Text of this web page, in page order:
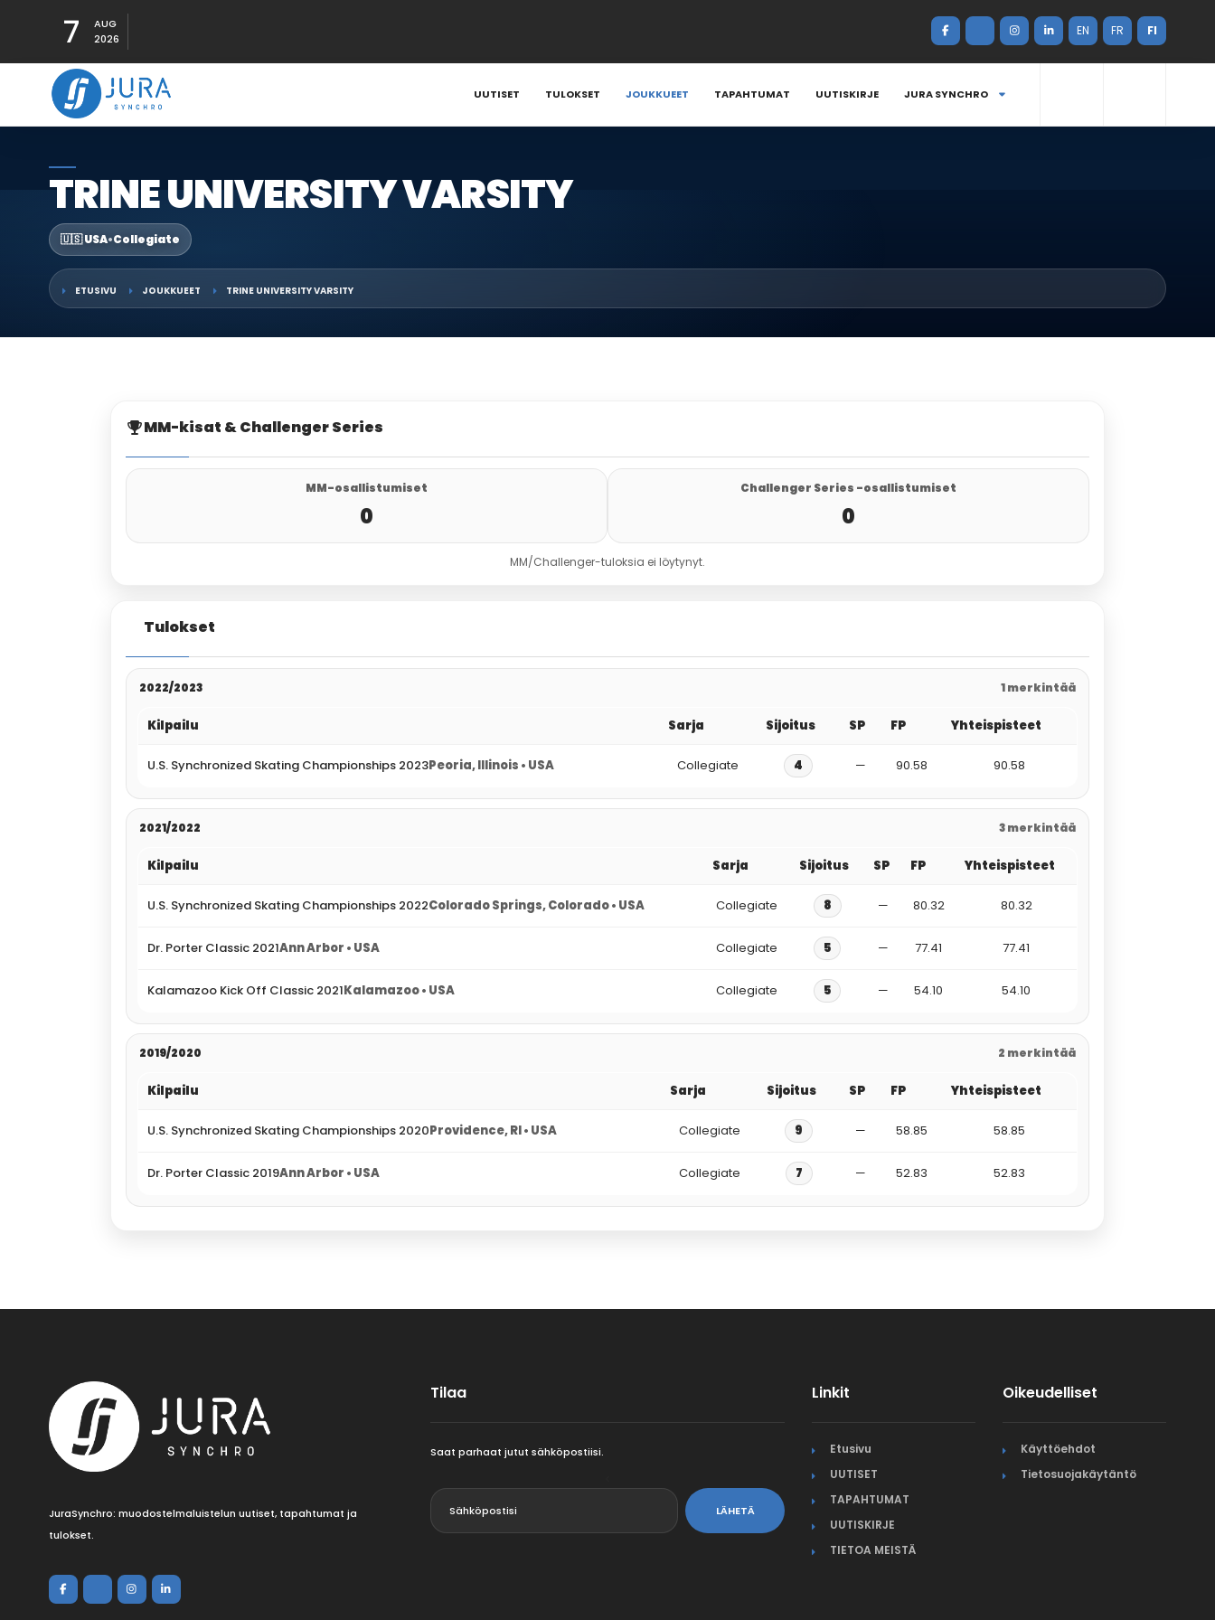
7
AUG
2026
EN FR FI
UUTISET TULOKSET JOUKKUEET TAPAHTUMAT UUTISKIRJE JURA SYNCHRO
TRINE UNIVERSITY VARSITY
🇺🇸 USA•Collegiate
ETUSIVU JOUKKUEET TRINE UNIVERSITY VARSITY
MM-kisat & Challenger Series
MM-osallistumiset
0
Challenger Series -osallistumiset
0
MM/Challenger-tuloksia ei löytynyt.
Tulokset
2022/2023 1 merkintää
Kilpailu Sarja Sijoitus SP FP Yhteispisteet
U.S. Synchronized Skating Championships 2023Peoria, Illinois • USA Collegiate 4 — 90.58 90.58
2021/2022 3 merkintää
Kilpailu Sarja Sijoitus SP FP Yhteispisteet
U.S. Synchronized Skating Championships 2022Colorado Springs, Colorado • USA Collegiate 8 — 80.32 80.32
Dr. Porter Classic 2021Ann Arbor • USA Collegiate 5 — 77.41 77.41
Kalamazoo Kick Off Classic 2021Kalamazoo • USA Collegiate 5 — 54.10 54.10
2019/2020 2 merkintää
Kilpailu Sarja Sijoitus SP FP Yhteispisteet
U.S. Synchronized Skating Championships 2020Providence, RI • USA Collegiate 9 — 58.85 58.85
Dr. Porter Classic 2019Ann Arbor • USA Collegiate 7 — 52.83 52.83
JuraSynchro: muodostelmaluistelun uutiset, tapahtumat ja
tulokset.
Tilaa
Saat parhaat jutut sähköpostiisi.
LÄHETÄ
Linkit
Etusivu
UUTISET
TAPAHTUMAT
UUTISKIRJE
TIETOA MEISTÄ
Oikeudelliset
Käyttöehdot
Tietosuojakäytäntö